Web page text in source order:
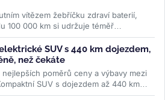
vítězem žebříčku zdraví baterií,
100 000 km si udržuje téměř
SUV s 440 km dojezdem,
než čekáte
nejlepších poměrů ceny a výbavy mezi
SUV s dojezdem až 440 km